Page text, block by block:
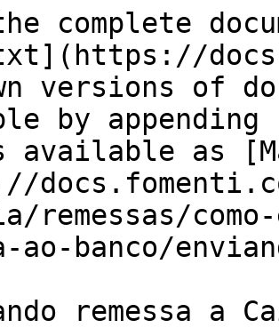
complete
versions of
by
available as
remessas/
ao-banco/
remessa a